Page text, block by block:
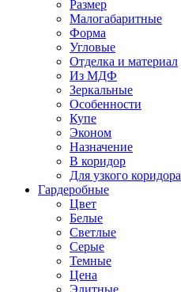
Размер
Малогабаритные
Форма
Угловые
Отделка и материал
Из МДФ
Зеркальные
Особенности
Купе
Эконом
Назначение
В коридор
Для узкого коридора
Гардеробные
Цвет
Белые
Светлые
Серые
Темные
Цена
Элитные